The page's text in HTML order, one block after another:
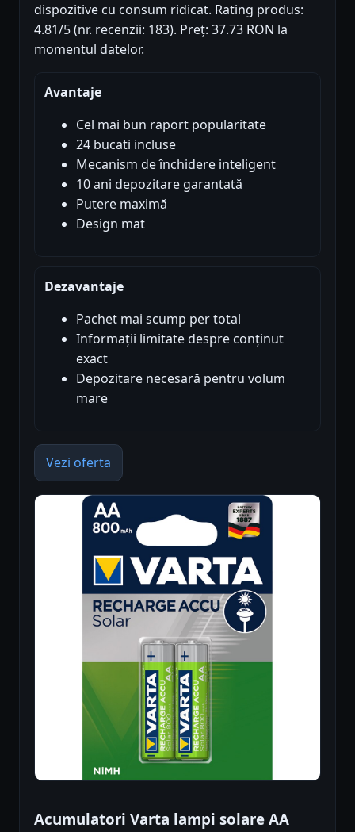
dispozitive cu consum ridicat. Rating produs:
4.81/5 (nr. recenzii: 183). Preț: 37.73 RON la
momentul datelor.
Avantaje
Cel mai bun raport popularitate
24 bucati incluse
Mecanism de închidere inteligent
10 ani depozitare garantată
Putere maximă
Design mat
Dezavantaje
Pachet mai scump per total
Informații limitate despre conținut
exact
Depozitare necesară pentru volum
mare
Vezi oferta
Acumulatori Varta lampi solare AA